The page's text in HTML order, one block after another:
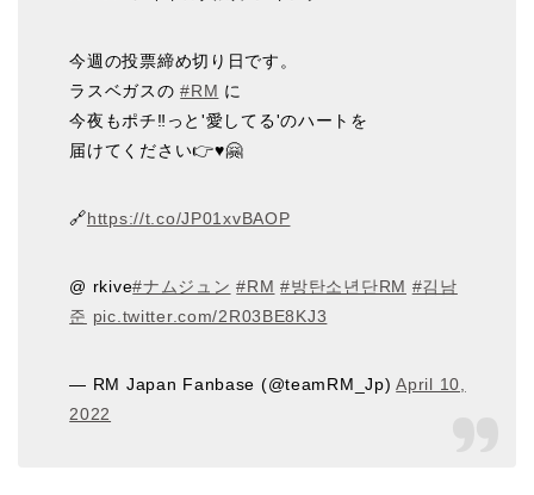
今週の投票締め切り日です。
ラスベガスの#RM に
今夜もポチ‼︎っと'愛してる'のハートを
届けてください👉♥️🤗
🔗https://t.co/JP01xvBAOP
@ rkive#ナムジュン #RM #방탄소년단RM #김남
준 pic.twitter.com/2R03BE8KJ3
— RM Japan Fanbase (@teamRM_Jp)April 10,
2022